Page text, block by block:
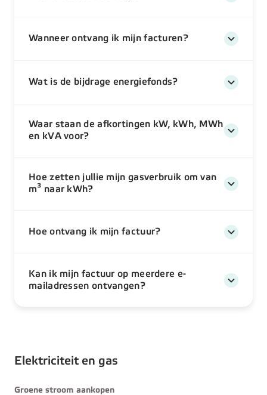
Wanneer ontvang ik mijn facturen?
Wat is de bijdrage energiefonds?
Waar staan de afkortingen kW, kWh, MWh
en kVA voor?
Hoe zetten jullie mijn gasverbruik om van
m³ naar kWh?
Hoe ontvang ik mijn factuur?
Kan ik mijn factuur op meerdere e-
mailadressen ontvangen?
Elektriciteit en gas
Groene stroom aankopen